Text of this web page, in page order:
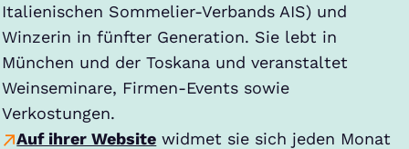
Italienischen Sommelier-Verbands AIS) und
Winzerin in fünfter Generation. Sie lebt in
München und der Toskana und veranstaltet
Weinseminare, Firmen-Events sowie
Verkostungen.
Auf ihrer Website widmet sie sich jeden Monat